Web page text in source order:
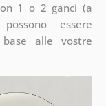
1 o 2 ganci (a
essere
alle vostre